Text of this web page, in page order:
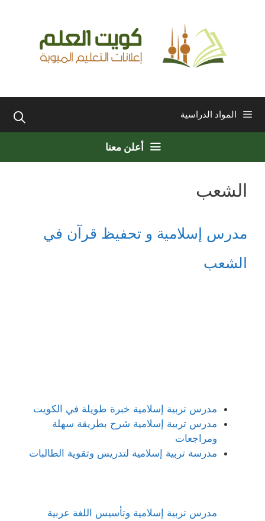
المواد الدراسية
أعلن معنا
الشعب
مدرس إسلامية و تحفيظ قرآن في
الشعب
مدرس تربية إسلامية خبرة طويلة في الكويت
مدرس تربية إسلامية شرح بطريقة سهلة
ومراجعات
مدرسة تربية إسلامية لتدريس وتقوية الطالبات
مدرس تربية إسلامية وتأسيس اللغة عربية